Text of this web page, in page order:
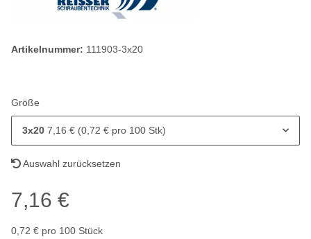
Artikelnummer: 111903-3x20
Größe
3x20 7,16 € (0,72 € pro 100 Stk)
Auswahl zurücksetzen
7,16 €
0,72 € pro 100 Stück